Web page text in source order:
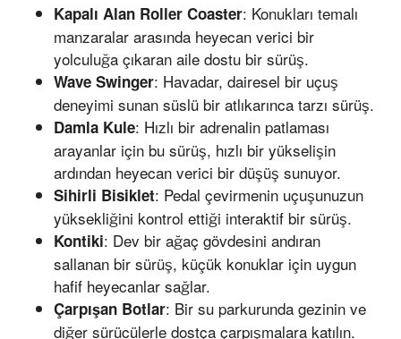
Kapalı Alan Roller Coaster: Konukları temalı
manzaralar arasında heyecan verici bir
yolculuğa çıkaran aile dostu bir sürüş.
Wave Swinger: Havadar, dairesel bir uçuş
deneyimi sunan süslü bir atlıkarınca tarzı sürüş.
Damla Kule: Hızlı bir adrenalin patlaması
arayanlar için bu sürüş, hızlı bir yükselişin
ardından heyecan verici bir düşüş sunuyor.
Sihirli Bisiklet: Pedal çevirmenin uçuşunuzun
yüksekliğini kontrol ettiği interaktif bir sürüş.
Kontiki: Dev bir ağaç gövdesini andıran
sallanan bir sürüş, küçük konuklar için uygun
hafif heyecanlar sağlar.
Çarpışan Botlar: Bir su parkurunda gezinin ve
diğer sürücülerle dostça çarpışmalara katılın.